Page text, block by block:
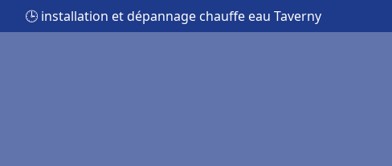
🕒 installation et dépannage chauffe eau Taverny